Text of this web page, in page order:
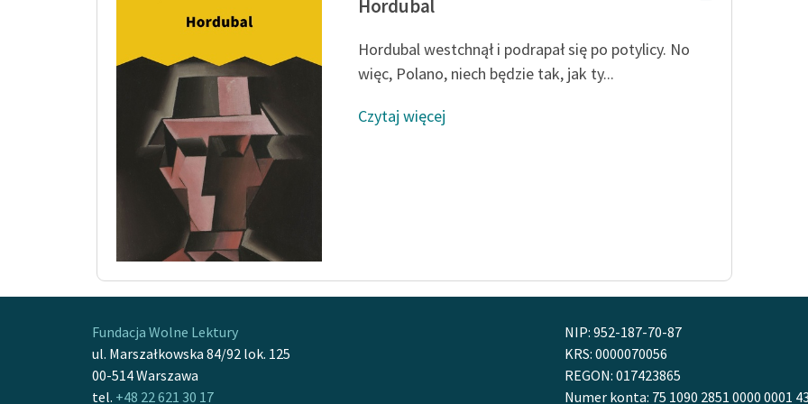
Hordubal
Hordubal westchnął i podrapał się po potylicy. No
więc, Polano, niech będzie tak, jak ty...
Czytaj więcej
Fundacja Wolne Lektury
ul. Marszałkowska 84/92 lok. 125
00-514 Warszawa
tel. +48 22 621 30 17
NIP: 952-187-70-87
KRS: 0000070056
REGON: 017423865
Numer konta: 75 1090 2851 0000 0001